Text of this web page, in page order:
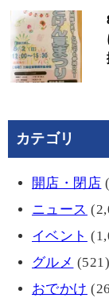
カテゴリ
開店・閉店
ニュース
イベント
グルメ (521)
おでかけ